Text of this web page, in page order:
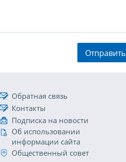
Отправить
Обратная связь
Контакты
Подписка на новости
Об использовании
информации сайта
Общественный совет